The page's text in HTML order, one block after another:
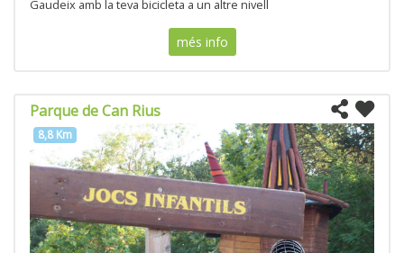
Gaudeix amb la teva bicicleta a un altre nivell
més info
Parque de Can Rius
8,8 Km